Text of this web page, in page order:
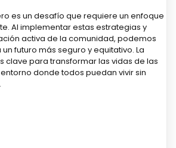
es un desafío que requiere un enfoque
Al implementar estas estrategias y
activa de la comunidad, podemos
futuro más seguro y equitativo. La
clave para transformar las vidas de las
donde todos puedan vivir sin